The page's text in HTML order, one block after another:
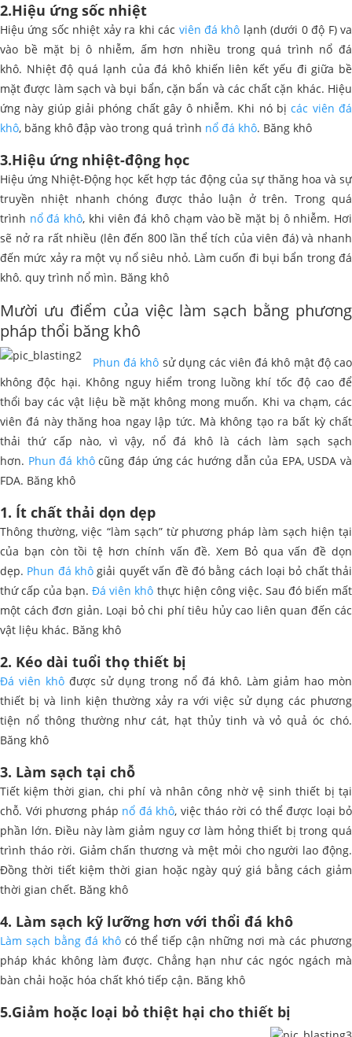
2.Hiệu ứng sốc nhiệt
Hiệu ứng sốc nhiệt xảy ra khi các viên đá khô lạnh (dưới 0 độ F) va
vào bề mặt bị ô nhiễm, ấm hơn nhiều trong quá trình nổ đá
khô. Nhiệt độ quá lạnh của đá khô khiến liên kết yếu đi giữa bề
mặt được làm sạch và bụi bẩn, cặn bẩn và các chất cặn khác. Hiệu
ứng này giúp giải phóng chất gây ô nhiễm. Khi nó bịcác viên đá
khô, băng khô đập vào trong quá trình nổ đá khô. Băng khô
3.Hiệu ứng nhiệt-động học
Hiệu ứng Nhiệt-Động học kết hợp tác động của sự thăng hoa và sự
truyền nhiệt nhanh chóng được thảo luận ở trên. Trong quá
trình nổ đá khô, khi viên đá khô chạm vào bề mặt bị ô nhiễm. Hơi
sẽ nở ra rất nhiều (lên đến 800 lần thể tích của viên đá) và nhanh
đến mức xảy ra một vụ nổ siêu nhỏ. Làm cuốn đi bụi bẩn trong đá
khô. quy trình nổ mìn. Băng khô
Mười ưu điểm của việc làm sạch bằng phương
pháp thổi băng khô
Phun đá khô sử dụng các viên đá khô mật độ cao
không độc hại. Không nguy hiểm trong luồng khí tốc độ cao để
thổi bay các vật liệu bề mặt không mong muốn. Khi va chạm, các
viên đá này thăng hoa ngay lập tức. Mà không tạo ra bất kỳ chất
thải thứ cấp nào, vì vậy, nổ đá khô là cách làm sạch sạch
hơn. Phun đá khôcũng đáp ứng các hướng dẫn của EPA, USDA và
FDA. Băng khô
1. Ít chất thải dọn dẹp
Thông thường, việc “làm sạch” từ phương pháp làm sạch hiện tại
của bạn còn tồi tệ hơn chính vấn đề. Xem Bỏ qua vấn đề dọn
dẹp. Phun đá khô giải quyết vấn đề đó bằng cách loại bỏ chất thải
thứ cấp của bạn.Đá viên khô thực hiện công việc. Sau đó biến mất
một cách đơn giản. Loại bỏ chi phí tiêu hủy cao liên quan đến các
vật liệu khác. Băng khô
2. Kéo dài tuổi thọ thiết bị
Đá viên khô được sử dụng trong nổ đá khô. Làm giảm hao mòn
thiết bị và linh kiện thường xảy ra với việc sử dụng các phương
tiện nổ thông thường như cát, hạt thủy tinh và vỏ quả óc chó.
Băng khô
3. Làm sạch tại chỗ
Tiết kiệm thời gian, chi phí và nhân công nhờ vệ sinh thiết bị tại
chỗ. Với phương pháp nổ đá khô, việc tháo rời có thể được loại bỏ
phần lớn. Điều này làm giảm nguy cơ làm hỏng thiết bị trong quá
trình tháo rời. Giảm chấn thương và mệt mỏi cho người lao động.
Đồng thời tiết kiệm thời gian hoặc ngày quý giá bằng cách giảm
thời gian chết. Băng khô
4. Làm sạch kỹ lưỡng hơn với thổi đá khô
Làm sạch bằng đá khô có thể tiếp cận những nơi mà các phương
pháp khác không làm được. Chẳng hạn như các ngóc ngách mà
bàn chải hoặc hóa chất khó tiếp cận. Băng khô
5.Giảm hoặc loại bỏ thiệt hại cho thiết bị